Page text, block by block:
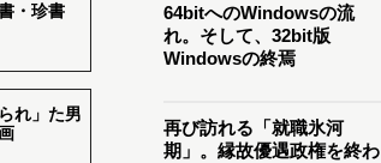
・珍書
れ」た男
64bitへのWindowsの流
れ。そして、32bit版
Windowsの終焉
再び訪れる「就職氷河
期」。縁故優遇政権を終わ